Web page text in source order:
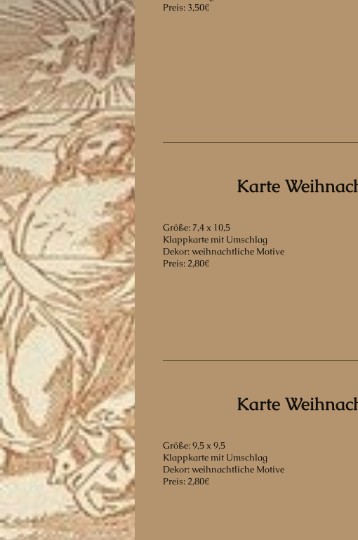
Preis: 3,50€
Karte
Größe: 7,4 x 10,5
Klappkarte mit Umschlag
Dekor: weihnachtliche Motive
Preis: 2,80€
Karte
Größe: 9,5 x 9,5
Klappkarte mit Umschlag
Dekor: weihnachtliche Motive
Preis: 2,80€